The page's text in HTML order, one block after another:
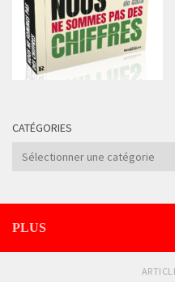
CATÉGORIES
Catégories
PLUS